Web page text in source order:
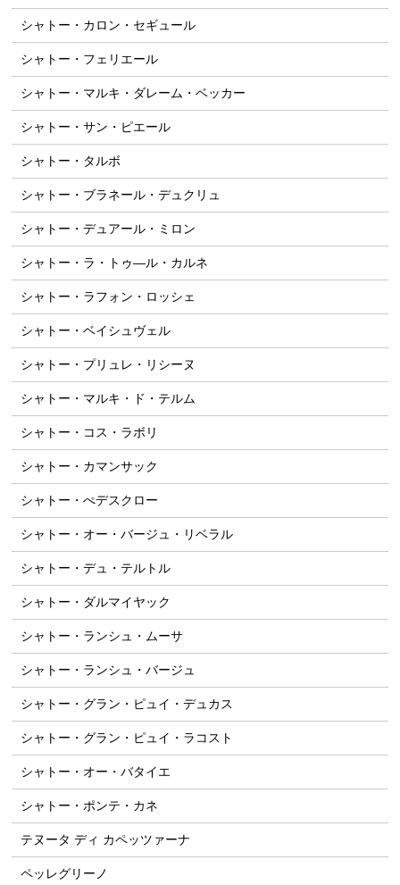
シャトー・カロン・セギュール
シャトー・フェリエール
シャトー・マルキ・ダレーム・ベッカー
シャトー・サン・ピエール
シャトー・タルボ
シャトー・ブラネール・デュクリュ
シャトー・デュアール・ミロン
シャトー・ラ・トゥ―ル・カルネ
シャトー・ラフォン・ロッシェ
シャトー・ベイシュヴェル
シャトー・プリュレ・リシーヌ
シャトー・マルキ・ド・テルム
シャトー・コス・ラボリ
シャトー・カマンサック
シャトー・ぺデスクロー
シャトー・オー・バージュ・リベラル
シャトー・デュ・テルトル
シャトー・ダルマイヤック
シャトー・ランシュ・ムーサ
シャトー・ランシュ・バージュ
シャトー・グラン・ピュイ・デュカス
シャトー・グラン・ピュイ・ラコスト
シャトー・オー・バタイエ
シャトー・ポンテ・カネ
テヌータ ディ カペッツァーナ
ペッレグリーノ